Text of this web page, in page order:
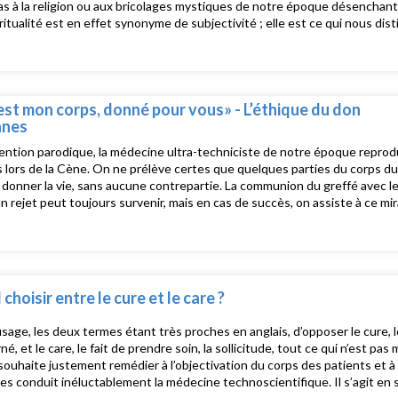
à la religion ou aux bricolages mystiques de notre époque
est en effet synonyme de subjectivité ; elle est ce qui nous
tu encore là ? Les différentes rubriques : Le grand entretien (mené
Lim) Débats d’IDE (Judith Arnoult et Cécile Vinot) Réflexions par-ci
mon corps, donné pour vous» - L’éthique du don
parodique, la médecine ultra-techniciste de notre époque
lors de la Cène. On ne prélève certes que quelques parties du corps du
la vie, sans aucune contrepartie. La communion du greffé avec
rejet peut toujours survenir, mais en cas de succès, on assiste à ce
effet de bien accueillir celui qui entre chez nous par effraction.
infirmières coordinatrices de prélèvements d'organes et de tissus,
animateur Frédéric Spinhirny, philosophe, directeur d’hôpital
entre le cure et le care ?
les deux termes étant très proches en anglais, d’opposer le
et le care, le fait de prendre soin, la sollicitude, tout ce qui n’est pas
justement remédier à l’objectivation du corps des patients et
conduit inéluctablement la médecine technoscientifique. Il s’agit en